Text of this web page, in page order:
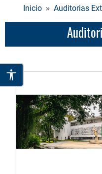
Inicio Auditorias